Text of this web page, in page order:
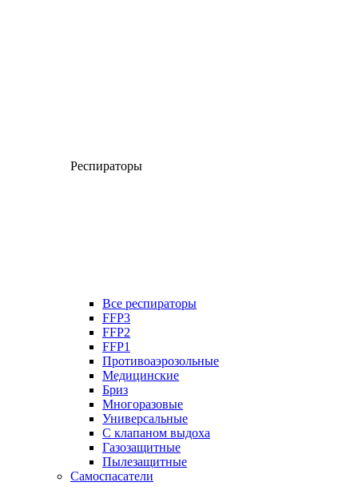
Респираторы
Все респираторы
FFP3
FFP2
FFP1
Противоаэрозольные
Медицинские
Бриз
Многоразовые
Универсальные
С клапаном выдоха
Газозащитные
Пылезащитные
Самоспасатели